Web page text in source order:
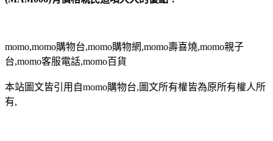
momo,momo購物台,momo購物網,momo壽喜燒,momo親子
台,momo客服電話,momo百貨
本站圖文皆引用自momo購物台,圖文所有權皆為原所有權人所
有,